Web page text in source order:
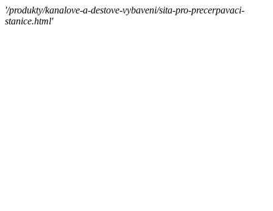
'/produkty/kanalove-a-destove-vybaveni/sita-pro-precerpavaci-
stanice.html'